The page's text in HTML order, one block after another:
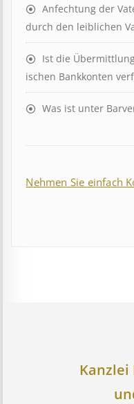
Anfechtung der
durch den leiblichen
Ist die
isch­en Bank­kont­en
Was ist unter
Nehmen Sie einfach
Kanzlei